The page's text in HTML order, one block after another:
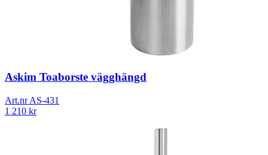
Askim Toaborste vägghängd
Art.nrAS-431
1 210 kr